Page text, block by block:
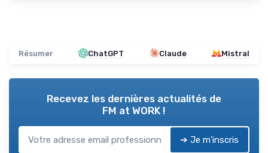
Résumer ChatGPT Claude Mistral
Recevez les dernières actualités de
FM at WORK !
➔ Je m'inscris